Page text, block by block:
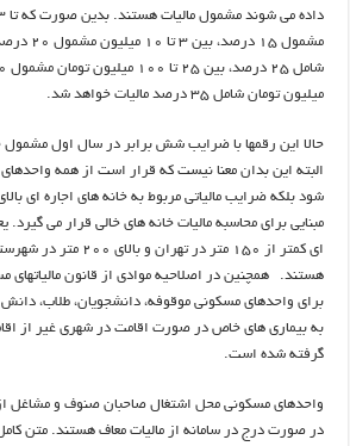
میلیون تومان شامل ۳۵ درصد مالیات خواهد شد.
حالا این رقمها با ضرایب شش برابر در سال اول مشمول
البته این بدان معنا نیست که قرار است از همه واحدهای
مبنایی برای محاسبه مالیات خانه های خالی قرار می گیرد.
ای کمتر از ۱۵۰ متر در
هستند. همچنین در اصلاحیه موادی از قانون مالیاتهای
برای واحدهای مسکونی موقوفه، دانشجویان، طلاب، دانش
به بیماری های خاص در صورت اقامت در شهری غیر از
گرفته شده است.
واحدهای مسکونی محل اشتغال صاحبان صنوف و مشاغل
در صورت درج در سامانه از مالیات معاف هستند. متن